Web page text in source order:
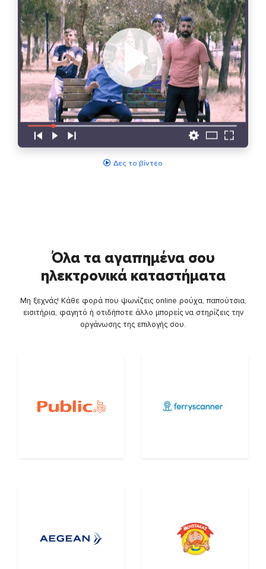
Δες το βίντεο
Όλα τα αγαπημένα σου
ηλεκτρονικά καταστήματα
Μη ξεχνάς! Κάθε φορά που ψωνίζεις online ρούχα, παπούτσια,
εισιτήρια, φαγητό ή οτιδήποτε άλλο μπορείς να στηρίζεις την
οργάνωσης της επιλογής σου.